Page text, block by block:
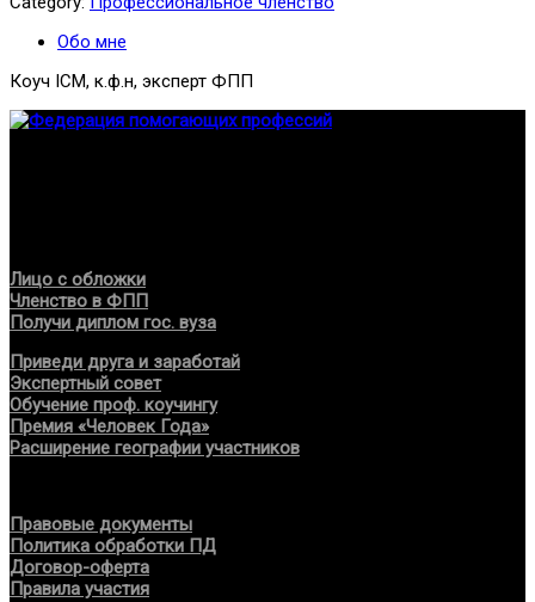
Обо мне
Коуч ICM, к.ф.н, эксперт ФПП
Лицо с обложки
Членство в ФПП
Получи диплом гос. вуза
Приведи друга и заработай
Экспертный совет
Обучение проф. коучингу
Премия «Человек Года»
Расширение географии участников
Правовые документы
Политика обработки ПД
Договор-оферта
Правила участия